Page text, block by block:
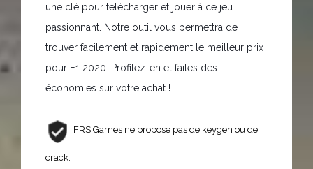
une clé pour télécharger et jouer à ce jeu
passionnant. Notre outil vous permettra de
trouver facilement et rapidement le meilleur prix
pour F1 2020. Profitez-en et faites des
économies sur votre achat !
FRS Games ne propose pas de keygen ou de
crack.